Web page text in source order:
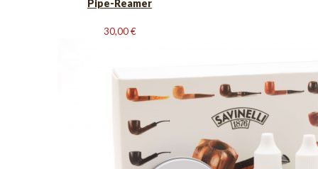
Pipe-Reamer
30,00€